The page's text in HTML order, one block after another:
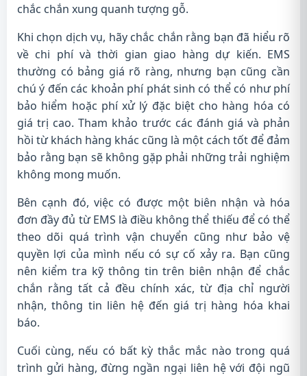
chắc chắn xung quanh tượng gỗ.
Khi chọn dịch vụ, hãy chắc chắn rằng bạn đã hiểu rõ
về chi phí và thời gian giao hàng dự kiến. EMS
thường có bảng giá rõ ràng, nhưng bạn cũng cần
chú ý đến các khoản phí phát sinh có thể có như phí
bảo hiểm hoặc phí xử lý đặc biệt cho hàng hóa có
giá trị cao. Tham khảo trước các đánh giá và phản
hồi từ khách hàng khác cũng là một cách tốt để đảm
bảo rằng bạn sẽ không gặp phải những trải nghiệm
không mong muốn.
Bên cạnh đó, việc có được một biên nhận và hóa
đơn đầy đủ từ EMS là điều không thể thiếu để có thể
theo dõi quá trình vận chuyển cũng như bảo vệ
quyền lợi của mình nếu có sự cố xảy ra. Bạn cũng
nên kiểm tra kỹ thông tin trên biên nhận để chắc
chắn rằng tất cả đều chính xác, từ địa chỉ người
nhận, thông tin liên hệ đến giá trị hàng hóa khai
báo.
Cuối cùng, nếu có bất kỳ thắc mắc nào trong quá
trình gửi hàng, đừng ngần ngại liên hệ với đội ngũ